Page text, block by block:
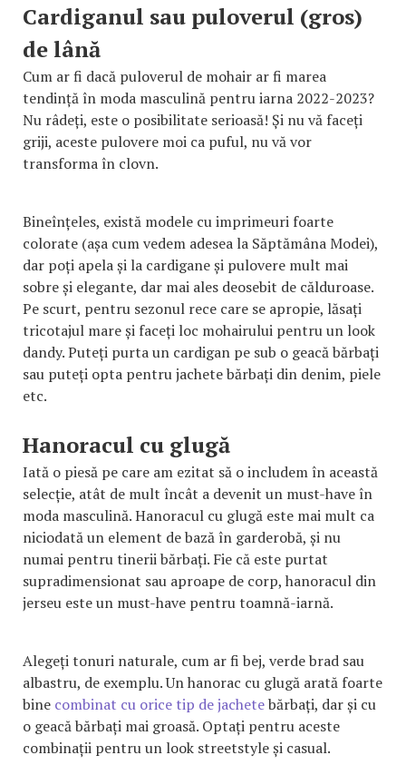
Cardiganul sau puloverul (gros)
de lână
Cum ar fi dacă puloverul de mohair ar fi marea
tendință în moda masculină pentru iarna 2022-2023?
Nu râdeți, este o posibilitate serioasă! Și nu vă faceți
griji, aceste pulovere moi ca puful, nu vă vor
transforma în clovn.
Bineînțeles, există modele cu imprimeuri foarte
colorate (așa cum vedem adesea la Săptămâna Modei),
dar poți apela și la cardigane și pulovere mult mai
sobre și elegante, dar mai ales deosebit de călduroase.
Pe scurt, pentru sezonul rece care se apropie, lăsați
tricotajul mare și faceți loc mohairului pentru un look
dandy. Puteți purta un cardigan pe sub o geacă bărbați
sau puteți opta pentru jachete bărbați din denim, piele
etc.
Hanoracul cu glugă
Iată o piesă pe care am ezitat să o includem în această
selecție, atât de mult încât a devenit un must-have în
moda masculină. Hanoracul cu glugă este mai mult ca
niciodată un element de bază în garderobă, și nu
numai pentru tinerii bărbați. Fie că este purtat
supradimensionat sau aproape de corp, hanoracul din
jerseu este un must-have pentru toamnă-iarnă.
Alegeți tonuri naturale, cum ar fi bej, verde brad sau
albastru, de exemplu. Un hanorac cu glugă arată foarte
bine combinat cu orice tip de jachetebărbați, dar și cu
o geacă bărbați mai groasă. Optați pentru aceste
combinații pentru un look streetstyle și casual.